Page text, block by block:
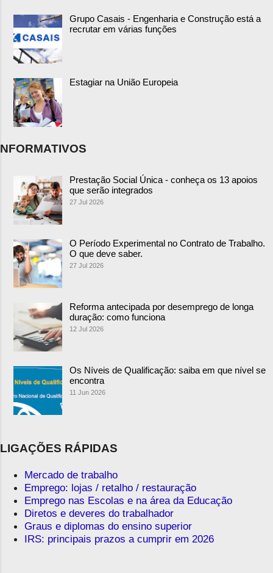
Grupo Casais - Engenharia e Construção está a
recrutar em várias funções
Estagiar na União Europeia
NFORMATIVOS
Prestação Social Única - conheça os 13 apoios
que serão integrados
27 Jul 2026
O Período Experimental no Contrato de Trabalho.
O que deve saber.
27 Jul 2026
Reforma antecipada por desemprego de longa
duração: como funciona
12 Jul 2026
Os Níveis de Qualificação: saiba em que nível se
encontra
11 Jun 2026
LIGAÇÕES RÁPIDAS
Mercado de trabalho
Emprego: lojas / retalho / restauração
Emprego nas Escolas e na área da Educação
Diretos e deveres do trabalhador
Graus e diplomas do ensino superior
IRS: principais prazos a cumprir em 2026